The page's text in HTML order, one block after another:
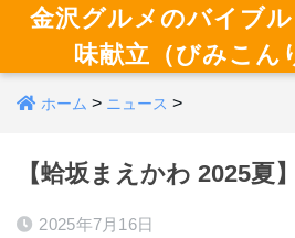
金沢グルメのバイブ
味献立（びみこん
ホーム > ニュース >
【蛤坂まえかわ 2025夏】
2025年7月16日